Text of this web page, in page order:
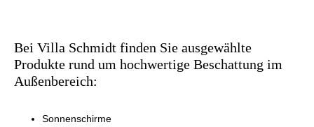
Bei Villa Schmidt finden Sie ausgewählte
Produkte rund um hochwertige Beschattung im
Außenbereich:
Sonnenschirme